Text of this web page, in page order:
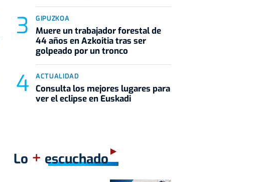
GIPUZKOA
Muere un trabajador forestal de
44 años en Azkoitia tras ser
golpeado por un tronco
ACTUALIDAD
Consulta los mejores lugares para
ver el eclipse en Euskadi
Lo + escuchado